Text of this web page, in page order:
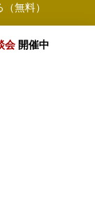
無料）
会 開催中